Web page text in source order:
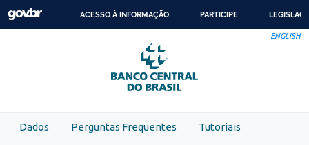
Skip to main content
PARA
O
CONTEÚDO
ACESSO À INFORMAÇÃO PARTICIPE
ENGLISH
Dados Perguntas Frequentes Tutoriais